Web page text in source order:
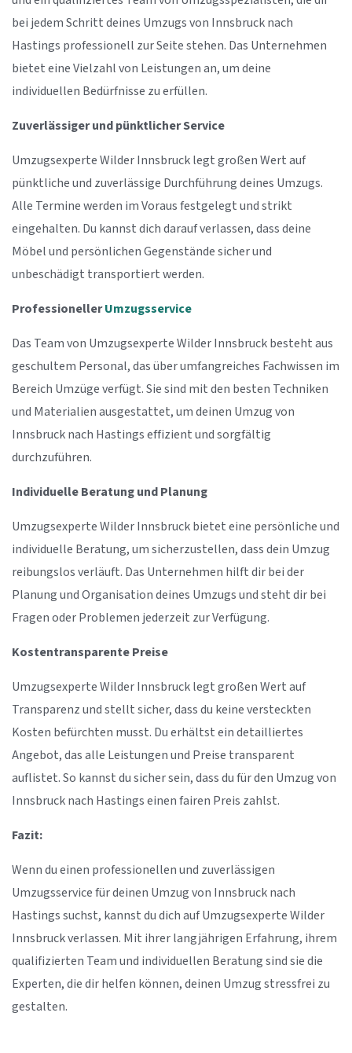
bei jedem Schritt deines Umzugs von Innsbruck nach
Hastings professionell zur Seite stehen. Das Unternehmen
bietet eine Vielzahl von Leistungen an, um deine
individuellen Bedürfnisse zu erfüllen.
Zuverlässiger und pünktlicher Service
Umzugsexperte Wilder Innsbruck legt großen Wert auf
pünktliche und zuverlässige Durchführung deines Umzugs.
Alle Termine werden im Voraus festgelegt und strikt
eingehalten. Du kannst dich darauf verlassen, dass deine
Möbel und persönlichen Gegenstände sicher und
unbeschädigt transportiert werden.
ProfessionellerUmzugsservice
Das Team von Umzugsexperte Wilder Innsbruck besteht aus
geschultem Personal, das über umfangreiches Fachwissen im
Bereich Umzüge verfügt. Sie sind mit den besten Techniken
und Materialien ausgestattet, um deinen Umzug von
Innsbruck nach Hastings effizient und sorgfältig
durchzuführen.
Individuelle Beratung und Planung
Umzugsexperte Wilder Innsbruck bietet eine persönliche und
individuelle Beratung, um sicherzustellen, dass dein Umzug
reibungslos verläuft. Das Unternehmen hilft dir bei der
Planung und Organisation deines Umzugs und steht dir bei
Fragen oder Problemen jederzeit zur Verfügung.
Kostentransparente Preise
Umzugsexperte Wilder Innsbruck legt großen Wert auf
Transparenz und stellt sicher, dass du keine versteckten
Kosten befürchten musst. Du erhältst ein detailliertes
Angebot, das alle Leistungen und Preise transparent
auflistet. So kannst du sicher sein, dass du für den Umzug von
Innsbruck nach Hastings einen fairen Preis zahlst.
Fazit:
Wenn du einen professionellen und zuverlässigen
Umzugsservice für deinen Umzug von Innsbruck nach
Hastings suchst, kannst du dich auf Umzugsexperte Wilder
Innsbruck verlassen. Mit ihrer langjährigen Erfahrung, ihrem
qualifizierten Team und individuellen Beratung sind sie die
Experten, die dir helfen können, deinen Umzug stressfrei zu
gestalten.